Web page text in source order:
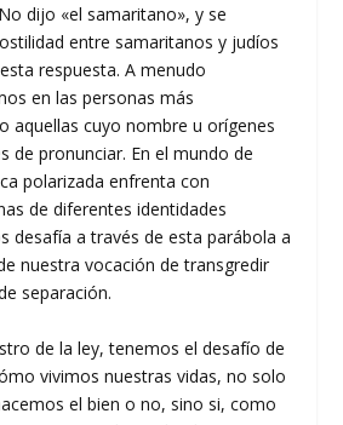
dijo «el samaritano», y se
entre samaritanos y judíos
respuesta. A menudo
en las personas más
aquellas cuyo nombre u orígenes
de pronunciar. En el mundo de
polarizada enfrenta con
de diferentes identidades
desafía a través de esta parábola a
nuestra vocación de transgredir
separación.
de la ley, tenemos el desafío de
vivimos nuestras vidas, no solo
el bien o no, sino si, como